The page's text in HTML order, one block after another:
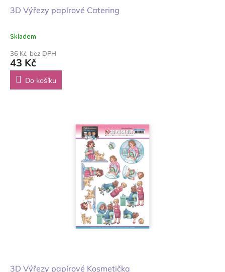
3D Výřezy papírové Catering
Skladem
36 Kč bez DPH
43 Kč
Do košíku
3D Výřezy papírové Kosmetička